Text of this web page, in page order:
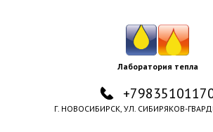
Лаборатория тепла
Г. НОВОСИБИРСК, УЛ. СИБИРЯКОВ-